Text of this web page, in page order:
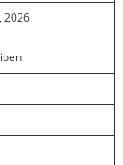
2026: